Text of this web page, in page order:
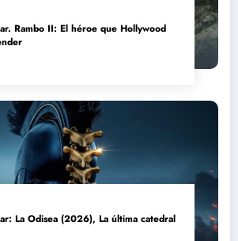
Rambo II: El héroe que Hollywood
La Odisea (2026), La última catedral